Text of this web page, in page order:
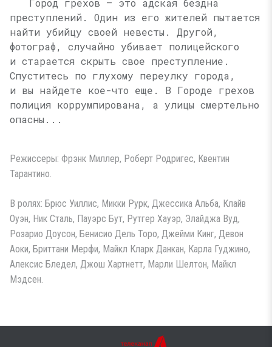
Город грехов — это адская бездна
преступлений. Один из его жителей пытается
найти убийцу своей невесты. Другой,
фотограф, случайно убивает полицейского
и старается скрыть свое преступление.
Спуститесь по глухому переулку города,
и вы найдете кое-что еще. В Городе грехов
полиция коррумпирована, а улицы смертельно
опасны...
Режиссеры: Фрэнк Миллер, Роберт Родригес, Квентин
Тарантино.
В ролях: Брюс Уиллис, Микки Рурк, Джессика Альба, Клайв
Оуэн, Ник Сталь, Пауэрс Бут, Рутгер Хауэр, Элайджа Вуд,
Розарио Доусон, Бенисио Дель Торо, Джейми Кинг, Девон
Аоки, Бриттани Мерфи, Майкл Кларк Данкан, Карла Гуджино,
Алексис Бледел, Джош Хартнетт, Марли Шелтон, Майкл
Мэдсен.